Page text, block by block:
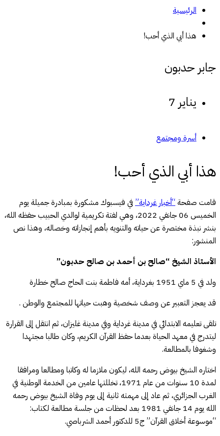
الرئيسية
هذا أبي الذي أحب!
جابر حدبون
يناير 7
أسرة ومجتمع
هذا أبي الذي أحب!
قامت صفحة “أخبار غرداية”في فيسبوك مشكورة بمبادرة جميلة يوم
الخميس 06 جانفي 2022، وهي لفتة تكريمية لوالدي الحبيب حفظه الله،
بنشر نبذة مختصرة عن حياته والتنويه بأهم إنجازاته وخصاله، وهذا نص
المنشور:
الأستاذ الشيخ “صالح بن أحمد بن صالح حدبون”
ولد في 5 ماي 1951 بغرداية، أمه فاطمة بنت الحاج صالح خطارة
قد يعجز التعبير عن وصف شخصية وهبت حياتها للمجتمع والوطن .
تلقى تعليمه الابتدائي في مدينة غرداية وفي مدينة غليزان، ثم انتقل إلى القرارة
ليتدرج في معهد الحياة بعدما حفظ القرآن الكريم، وكان طالبا مجتهدا
وشغوفا بالمطالعة.
اختاره الشيخ بيوض رحمه الله، ليكون ملازما له وكاتبا ومطالعا ومرافقا
لمدة 10 سنوات من عام 1971، تخللتها عامين من الخدمة الوطنية في
الغرب الجزائري، ثم عاد إلى مهمته ثانية إلى يوم وفاة الشيخ بيوض رحمه
الله يوم 14 جانفي 1981 بعد لحظات من جلسة مطالعة لكتاب:
“موسوعة أخلاق القرآن” ج5 للدكتور أحمد الشرباصي.